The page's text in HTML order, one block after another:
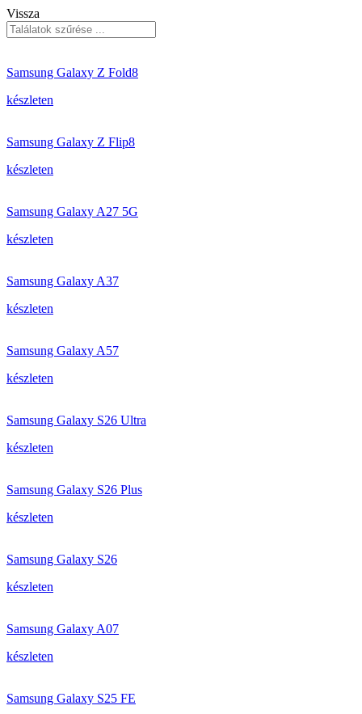
Vissza
Samsung Galaxy Z Fold8
készleten
Samsung Galaxy Z Flip8
készleten
Samsung Galaxy A27 5G
készleten
Samsung Galaxy A37
készleten
Samsung Galaxy A57
készleten
Samsung Galaxy S26 Ultra
készleten
Samsung Galaxy S26 Plus
készleten
Samsung Galaxy S26
készleten
Samsung Galaxy A07
készleten
Samsung Galaxy S25 FE